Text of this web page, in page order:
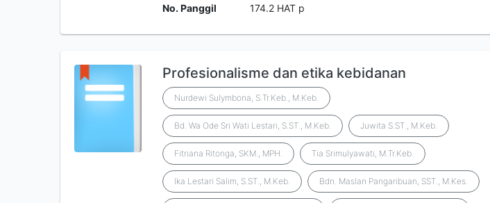
No. Panggil
174.2 HAT p
Profesionalisme dan etika kebidanan
Nurdewi Sulymbona, S.Tr.Keb., M.Keb.
Bd. Wa Ode Sri Wati Lestari, S.ST., M.Keb. Juwita S.ST., M.Keb.
Fitriana Ritonga, SKM., MPH. Tia Srimulyawati, M.Tr.Keb.
Ika Lestari Salim, S.ST., M.Keb. Bdn. Maslan Pangaribuan, SST., M.Kes.